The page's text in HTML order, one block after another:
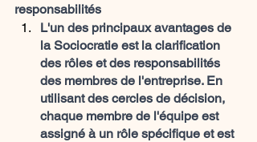
responsabilités
L'un des principaux avantages de
la Sociocratie est la clarification
des rôles et des responsabilités
des membres de l'entreprise. En
utilisant des cercles de décision,
chaque membre de l'équipe est
assigné à un rôle spécifique et est